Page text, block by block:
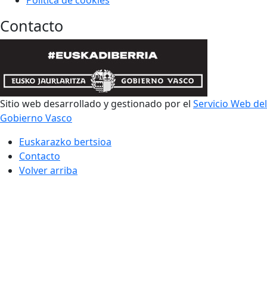
Contacto
Sitio web desarrollado y gestionado por el Servicio Web del
Gobierno Vasco
Euskarazko bertsioa
Contacto
Volver arriba